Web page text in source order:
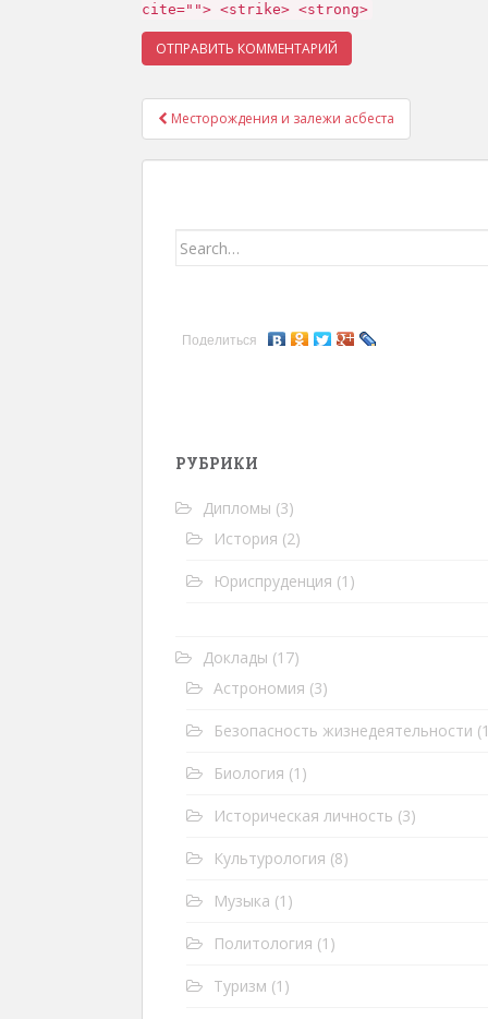
cite=""> <strike> <strong>
Навигация записей
Месторождения и залежи асбеста
Search for:
Поделиться
РУБРИКИ
Дипломы (3)
История (2)
Юриспруденция (1)
Доклады (17)
Астрономия (3)
Безопасность жизнедеятельности
Биология (1)
Историческая личность (3)
Культурология (8)
Музыка (1)
Политология (1)
Туризм (1)